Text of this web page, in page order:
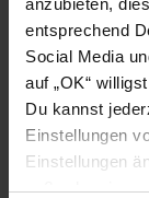
entsprechend
Social Media
auf „OK“
Du kannst
Einstellungen
Einstellungen
außerdem in